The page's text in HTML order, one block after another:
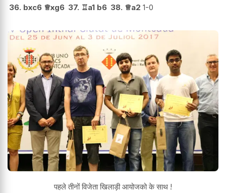
36. bxc6 ♕xg6 37. ♖a1 b6 38. ♕a2 1-0
पहले तीनों विजेता खिलाड़ी आयोजको के साथ !